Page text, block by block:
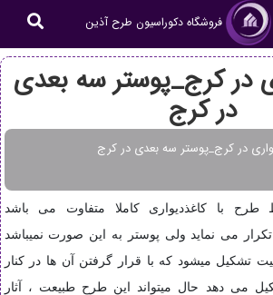
فروشگاه دکوراسیون طرح آذین
در کرج_پوستر سه بعدی
در کرج
در کرج_پوستر سه بعدی در کرج
طرح با کاغذدیواری کاملا متفاوت می باشد
می نماید ولی پوستر به این صورت نمیباشد
تشکیل میشود که با قرار گرفتن آن ها در کنار
می دهد حال میتواند این طرح طبیعت ، آثار